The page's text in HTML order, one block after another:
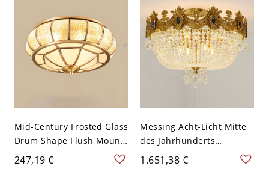
Weißlicht
120V Milchweiß
Mid-Century Frosted Glass
Drum Shape Flush Mount
Deckenleuchte in
elegantem Gold METALL -
247,19 €
Messing Acht-Licht Mitte
des Jahrhunderts
Deckenleuchte mit
Kristall-Schirm - 110V-
1.651,38 €